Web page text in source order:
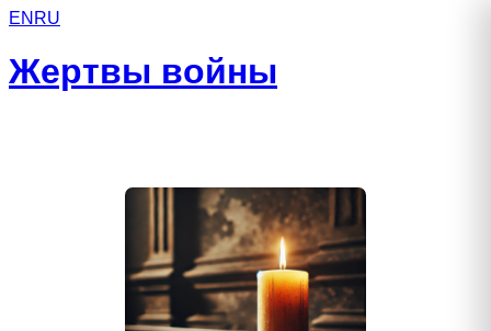
EN RU
Жертвы войны